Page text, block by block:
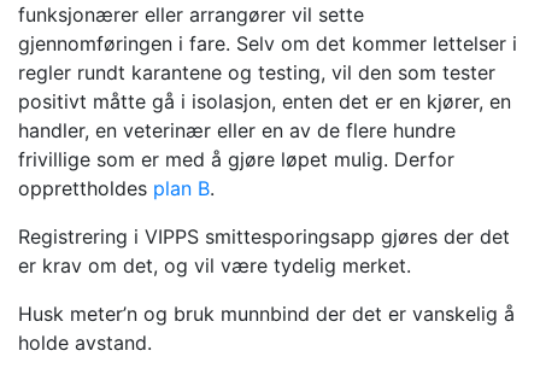
funksjonærer eller arrangører vil sette
gjennomføringen i fare. Selv om det kommer lettelser i
regler rundt karantene og testing, vil den som tester
positivt måtte gå i isolasjon, enten det er en kjører, en
handler, en veterinær eller en av de flere hundre
frivillige som er med å gjøre løpet mulig. Derfor
opprettholdes plan B.
Registrering i VIPPS smittesporingsapp gjøres der det
er krav om det, og vil være tydelig merket.
Husk meter’n og bruk munnbind der det er vanskelig å
holde avstand.